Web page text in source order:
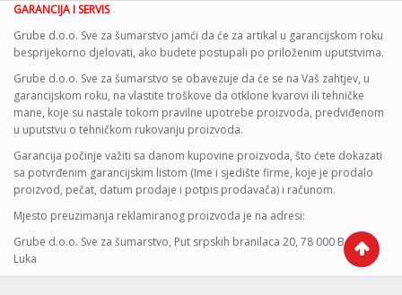
GARANCIJA I SERVIS
Grube d.o.o. Sve za šumarstvo jamći da će za artikal u garancijskom roku
besprijekorno djelovati, ako budete postupali po priloženim uputstvima.
Grube d.o.o. Sve za šumarstvo se obavezuje da će se na Vaš zahtjev, u
garancijskom roku, na vlastite troškove da otklone kvarovi ili tehničke
mane, koje su nastale tokom pravilne upotrebe proizvoda, predviđenom
u uputstvu o tehničkom rukovanju proizvoda.
Garancija počinje važiti sa danom kupovine proizvoda, što ćete dokazati
sa potvrđenim garancijskim listom (Ime i sjedište firme, koje je prodalo
proizvod, pečat, datum prodaje i potpis prodavača) i računom.
Mjesto preuzimanja reklamiranog proizvoda je na adresi:
Grube d.o.o. Sve za šumarstvo, Put srpskih branilaca 20, 78 000 Banja
Luka